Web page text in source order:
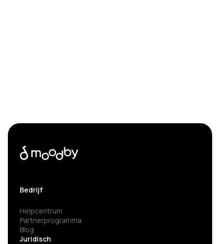
Bedrijf
Helpcentrum
Partnerprogramma
Blog
Juridisch